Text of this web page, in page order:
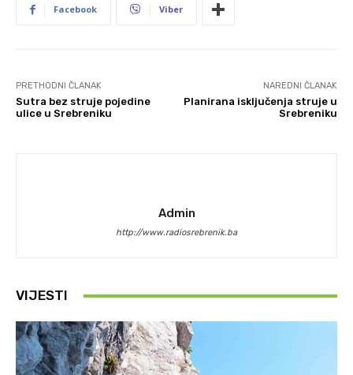
Facebook Viber
PRETHODNI ČLANAK
Sutra bez struje pojedine
ulice u Srebreniku
NAREDNI ČLANAK
Planirana isključenja struje u
Srebreniku
Admin
http://www.radiosrebrenik.ba
VIJESTI